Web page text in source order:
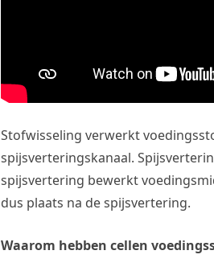
Stofwisseling verwerkt
spijsverteringskanaal.
spijsvertering bewerkt
dus plaats na de spijsvertering.
Waarom hebben cellen